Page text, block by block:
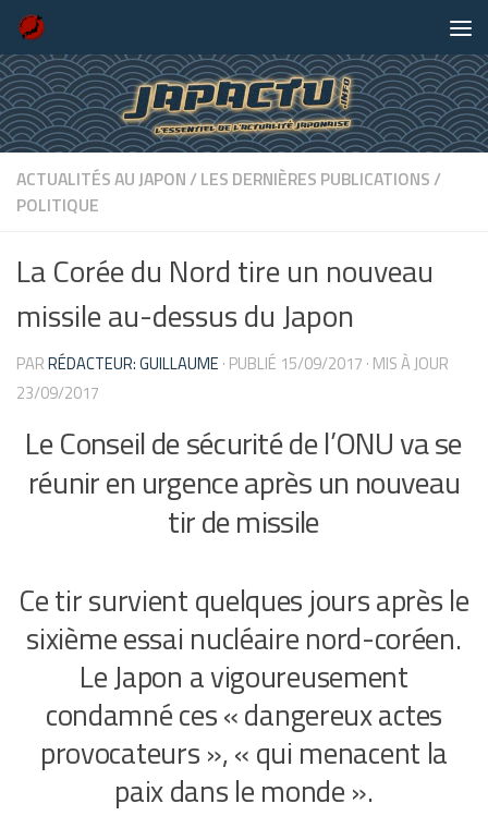
Skip to content
ACTUALITÉS AU JAPON/LES DERNIÈRES PUBLICATIONS/
POLITIQUE
La Corée du Nord tire un nouveau
missile au-dessus du Japon
PARRÉDACTEUR: GUILLAUME · PUBLIÉ 15/09/2017 · MIS À JOUR
23/09/2017
Le Conseil de sécurité de l’ONU va se
réunir en urgence après un nouveau
tir de missile
Ce tir survient quelques jours après le
sixième essai nucléaire nord-coréen.
Le Japon a vigoureusement
condamné ces « dangereux actes
provocateurs », « qui menacent la
paix dans le monde ».